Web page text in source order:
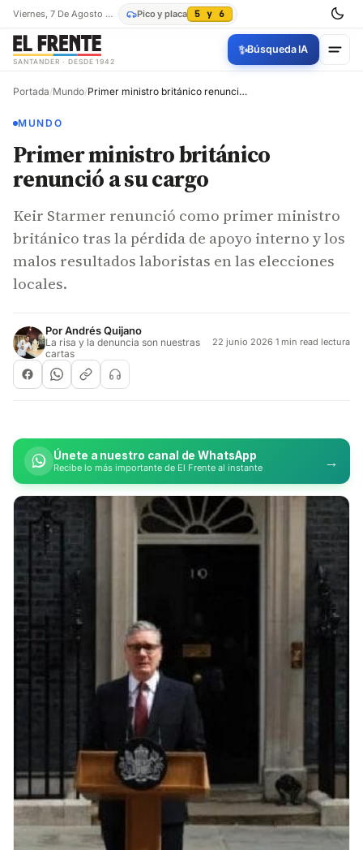
Viernes, 7 De Agosto De 2026 Pico y placa 5 y 6
SANTANDER · DESDE 1942
✨Búsqueda IA
Portada/Mundo/ Primer ministro británico renunció a su cargo
MUNDO
Primer ministro británico
renunció a su cargo
Keir Starmer renunció como primer ministro
británico tras la pérdida de apoyo interno y los
malos resultados laboristas en las elecciones
locales.
PorAndrés Quijano
La risa y la denuncia son nuestras
cartas
22 junio 2026·1 min read lectura
Únete a nuestro canal de WhatsApp
Recibe lo más importante de El Frente al instante →